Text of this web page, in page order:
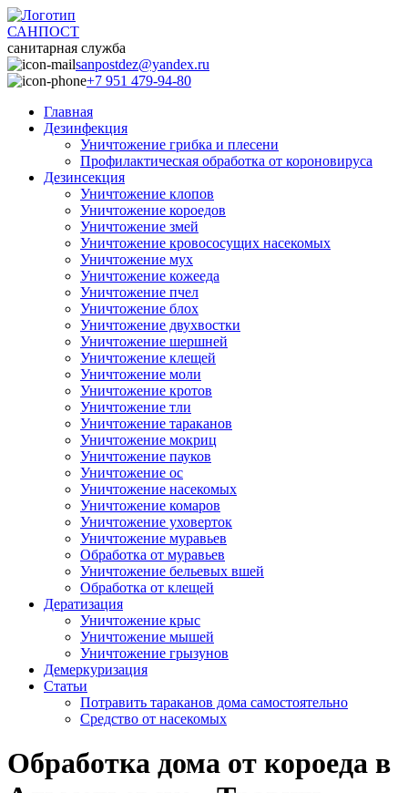
САНПОСТ
санитарная служба
sanpostdez@yandex.ru
+7 951 479-94-80
Главная
Дезинфекция
Уничтожение грибка и плесени
Профилактическая обработка от короновируса
Дезинсекция
Уничтожение клопов
Уничтожение короедов
Уничтожение змей
Уничтожение кровососущих насекомых
Уничтожение мух
Уничтожение кожееда
Уничтожение пчел
Уничтожение блох
Уничтожение двухвостки
Уничтожение шершней
Уничтожение клещей
Уничтожение моли
Уничтожение кротов
Уничтожение тли
Уничтожение тараканов
Уничтожение мокриц
Уничтожение пауков
Уничтожение ос
Уничтожение насекомых
Уничтожение комаров
Уничтожение уховерток
Уничтожение муравьев
Обработка от муравьев
Уничтожение бельевых вшей
Обработка от клещей
Дератизация
Уничтожение крыс
Уничтожение мышей
Уничтожение грызунов
Демеркуризация
Статьи
Потравить тараканов дома самостоятельно
Средство от насекомых
Обработка дома от короеда в